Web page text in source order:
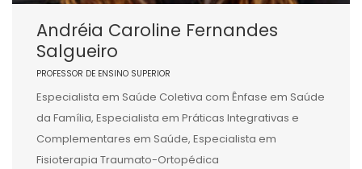
Andréia Caroline Fernandes
Salgueiro
PROFESSOR DE ENSINO SUPERIOR
Especialista em Saúde Coletiva com Ênfase em Saúde
da Família, Especialista em Práticas Integrativas e
Complementares em Saúde, Especialista em
Fisioterapia Traumato-Ortopédica